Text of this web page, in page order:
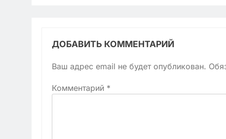
ДОБАВИТЬ КОММЕНТАРИЙ
Ваш адрес email не будет опубликован.
Комментарий *